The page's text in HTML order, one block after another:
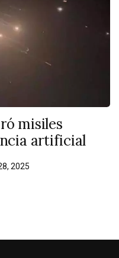
misiles
artificial
2025